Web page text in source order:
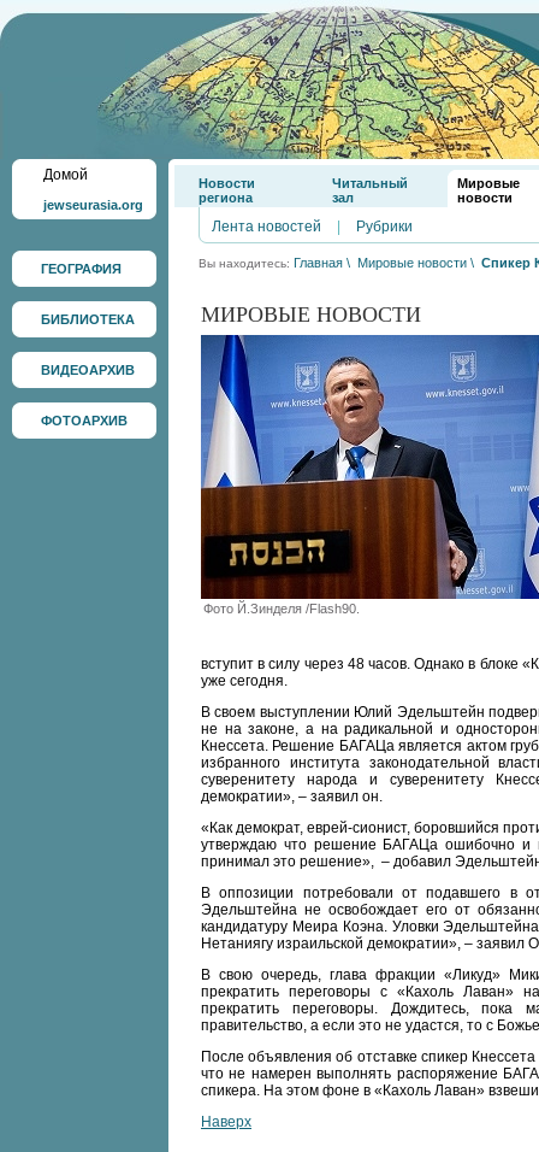
Домой
jewseurasia.org
ГЕОГРАФИЯ
БИБЛИОТЕКА
ВИДЕОАРХИВ
ФОТОАРХИВ
Новости
региона
Читальный
зал
Мировые
новости
Лента новостей Рубрики
Вы находитесь: Главная \ Мировые новости \ Спикер
МИРОВЫЕ НОВОСТИ
Фото Й.Зинделя /Flash90.
вступит в силу через 48 часов. Однако в
уже сегодня.
В своем выступлении Юлий Эдельштейн
не на законе, а на радикальной и
Кнессета. Решение БАГАЦа является актом
избранного института законодательной
суверенитету народа и суверенитету
демократии», – заявил он.
«Как демократ, еврей-сионист, боровшийся
утверждаю что решение БАГАЦа ошибочно и
принимал это решение», – добавил
В оппозиции потребовали от подавшего в
Эдельштейна не освобождает его от
кандидатуру Меира Коэна. Уловки
Нетаниягу израильской демократии», –
В свою очередь, глава фракции «Ликуд»
прекратить переговоры с «Кахоль
прекратить переговоры. Дождитесь,
правительство, а если это не удастся, то с
После объявления об отставке спикер
что не намерен выполнять распоряжение
спикера. На этом фоне в «Кахоль Лаван»
Наверх